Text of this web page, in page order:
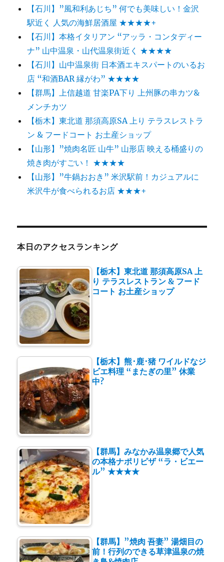
【石川】”風和利あじち” 何でも美味しい！金沢
駅近く 人気の海鮮居酒屋 ★★★★+
【石川】本格イタリアン “アッラ・コンタディー
ナ” 山中温泉・山代温泉街近く ★★★★
【石川】山中温泉街 日本酒エキスパートのいるお
店 “和酒BAR 縁がわ” ★★★★
【群馬】上信越道 甘楽PA下り 上州豚の串カツ&
メンチカツ
【栃木】東北道 那須高原SA 上り テラスレストラ
ン & フードコート お土産ショップ
【山形】”焼肉名匠 山牛” 山形店 映える桶盛りの
焼き肉がすごい！ ★★★★
【山形】”牛鍋おおき” 米沢駅前！カジュアルに
米沢牛が食べられるお店 ★★★+
本日のアクセスランキング
【栃木】東北道 那須高原SA 上
り テラスレストラン & フード
コート お土産ショップ
【栃木】熊･鹿･猪 ワイルドなジ
ビエ料理 “またぎの里” 休業
中?
【群馬】みなかみ温泉郷で人気
の本格ナポリピザ “ラ・ビエー
ル” ★★★★
【群馬】”焼肉 吾妻” 湯畑目の
前！行列のできる草津温泉の焼